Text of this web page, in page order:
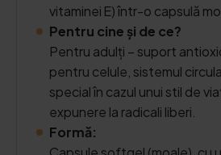
vitaminei E) într-o capsulă
Pentru cine și de ce?
Pentru adulți – suport
pentru celule, sistemul
special în cazul unui stil de
expunere la radicali liberi.
Formă: